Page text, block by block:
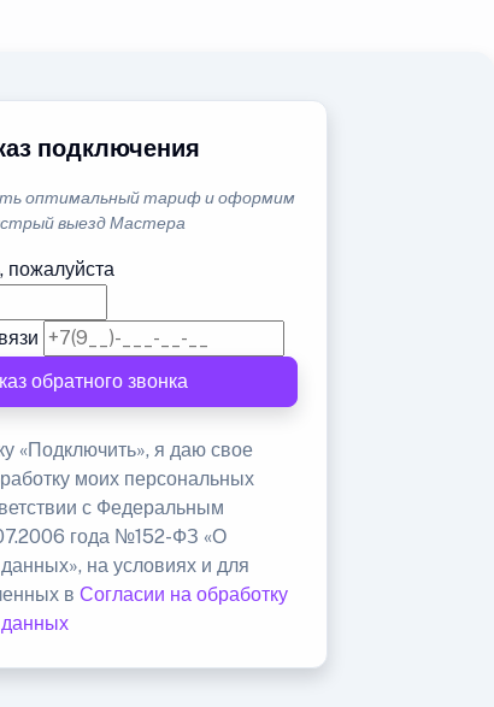
подключения
оптимальный тариф и оформим
выезд Мастера
пожалуйста
обратного звонка
«Подключить», я даю свое
моих персональных
с Федеральным
года №152-ФЗ «О
на условиях и для
вСогласии на обработку